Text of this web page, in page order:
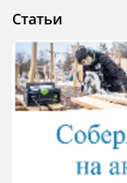
Статьи